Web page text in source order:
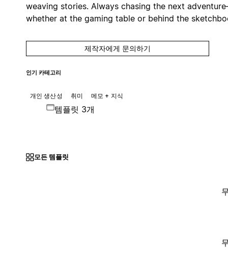
weaving stories. Always chasing the next
whether at the gaming table or behind the
제작자에게 문의하기
인기 카테고리
개인 생산성 취미 메모 + 지식
템플릿 3개
모든 템플릿